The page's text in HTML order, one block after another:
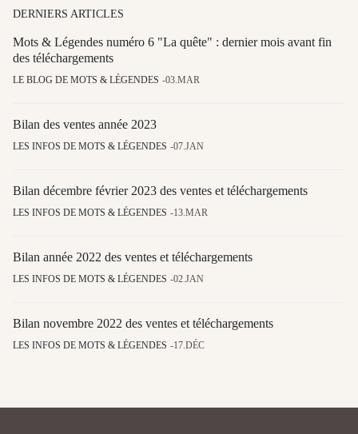
DERNIERS ARTICLES
Mots & Légendes numéro 6 "La quête" : dernier mois avant fin
des téléchargements
LE BLOG DE MOTS & LÉGENDES 03.MAR
Bilan des ventes année 2023
LES INFOS DE MOTS & LÉGENDES 07.JAN
Bilan décembre février 2023 des ventes et téléchargements
LES INFOS DE MOTS & LÉGENDES 13.MAR
Bilan année 2022 des ventes et téléchargements
LES INFOS DE MOTS & LÉGENDES 02.JAN
Bilan novembre 2022 des ventes et téléchargements
LES INFOS DE MOTS & LÉGENDES 17.DÉC